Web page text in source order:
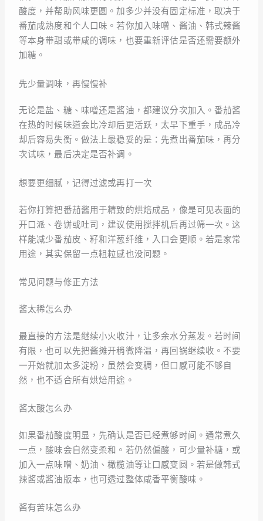
酸度，并帮助风味更圆。加多少并没有固定标准，取决于
番茄成熟度和个人口味。若你加入味噌、酱油、韩式辣酱
等本身带甜或带咸的调味，也要重新评估是否还需要额外
加糖。
先少量调味，再慢慢补
无论是盐、糖、味噌还是酱油，都建议分次加入。番茄酱
在热的时候味道会比冷却后更活跃，太早下重手，成品冷
却后容易失衡。做法上最稳妥的是：先煮出番茄味，再分
次试味，最后决定是否补调。
想要更细腻，记得过滤或再打一次
若你打算把番茄酱用于精致的烘焙成品，像是可见表面的
开口派、卷饼或吐司，建议使用搅拌机后再过筛一次。这
样能减少番茄皮、籽和洋葱纤维，入口会更顺。若是家常
用途，其实保留一点粗粒感也没问题。
常见问题与修正方法
酱太稀怎么办
最直接的方法是继续小火收汁，让多余水分蒸发。若时间
有限，也可以先把酱摊开稍微降温，再回锅继续收。不要
一开始就加太多淀粉，虽然会变稠，但口感可能不够自
然，也不适合所有烘焙用途。
酱太酸怎么办
如果番茄酸度明显，先确认是否已经煮够时间。通常煮久
一点，酸味会自然变柔和。若仍然偏酸，可少量补糖，或
加入一点味噌、奶油、橄榄油等让口感变圆。若是做韩式
辣酱或酱油版本，也可透过整体咸香平衡酸味。
酱有苦味怎么办